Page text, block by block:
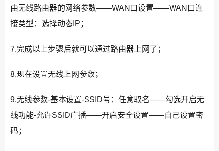
由无线路由器的网络参数——WAN口设置——WAN口连
接类型：选择动态IP；
7.完成以上步骤后就可以通过路由器上网了；
8.现在设置无线上网参数；
9.无线参数-基本设置-SSID号：任意取名——勾选开启无
线功能-允许SSID广播——开启安全设置——自己设置密
码；